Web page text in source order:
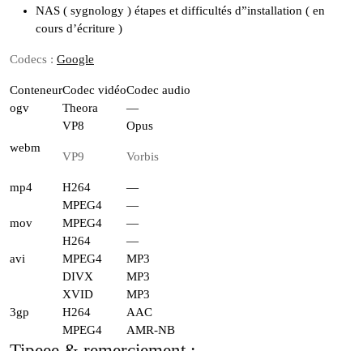
NAS ( sygnology ) étapes et difficultés d”installation ( en
cours d’écriture )
Codecs : Google
ConteneurCodec vidéoCodec audio
ogv
Theora —
webm
VP8
VP9
Opus
Vorbis
mp4 H264
—
MPEG4
—
mov
MPEG4
—
H264
—
avi
MPEG4
MP3
DIVX
MP3
XVID
MP3
3gp
H264
AAC
MPEG4
AMR-NB